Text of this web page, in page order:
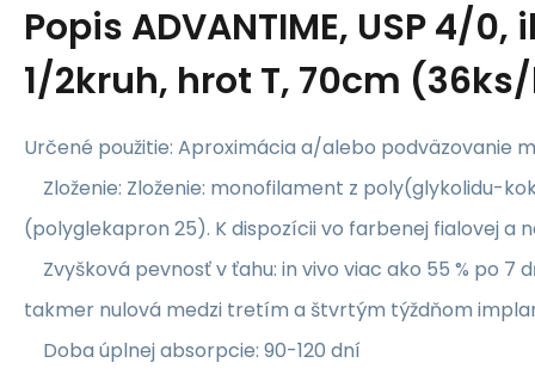
Popis ADVANTIME, USP 4/
1/2kruh, hrot T, 70cm
Určené použitie: Aproximácia a/alebo podväzovanie
Zloženie: Zloženie: monofilament z poly(glykolidu-
(polyglekapron 25). K dispozícii vo farbenej fialovej a
Zvyšková pevnosť v ťahu: in vivo viac ako 55 % po 7
takmer nulová medzi tretím a štvrtým týždňom
Doba úplnej absorpcie: 90-120 dní